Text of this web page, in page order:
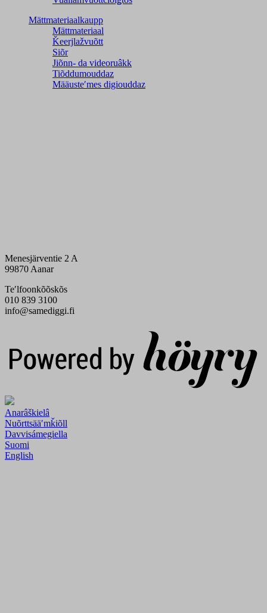
Mättmateriaalkaupp
Mättmateriaal
Ǩeerjlažvuõtt
Siõr
Jiõnn- da videoruâkk
Tiõddumouddaz
Määusteʹmes digiouddaz
Menesjärventie 2 A
99870 Aanar
Teʹlfoonkõõskõs
010 839 3100
info@samediggi.fi
Anarâškielâ
Nuõrttsääʹmǩiõll
Davvisámegiella
Suomi
English